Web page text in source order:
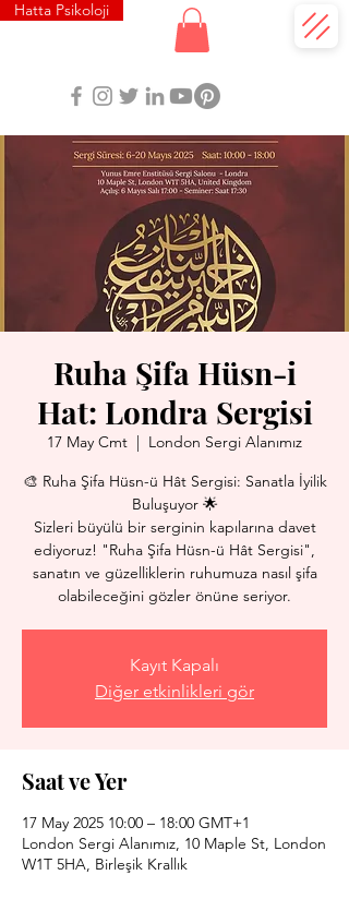
Hatta Psikoloji
Ruha Şifa Hüsn-i
Hat: Londra Sergisi
17 May Cmt
  |
London Sergi Alanımız
🎨 Ruha Şifa Hüsn-ü Hât Sergisi: Sanatla İyilik
Buluşuyor 🌟
Sizleri büyülü bir serginin kapılarına davet
ediyoruz! "Ruha Şifa Hüsn-ü Hât Sergisi",
sanatın ve güzelliklerin ruhumuza nasıl şifa
olabileceğini gözler önüne seriyor.
Kayıt Kapalı
Diğer etkinlikleri gör
Saat ve Yer
17 May 2025 10:00 – 18:00 GMT+1
London Sergi Alanımız, 10 Maple St, London
W1T 5HA, Birleşik Krallık